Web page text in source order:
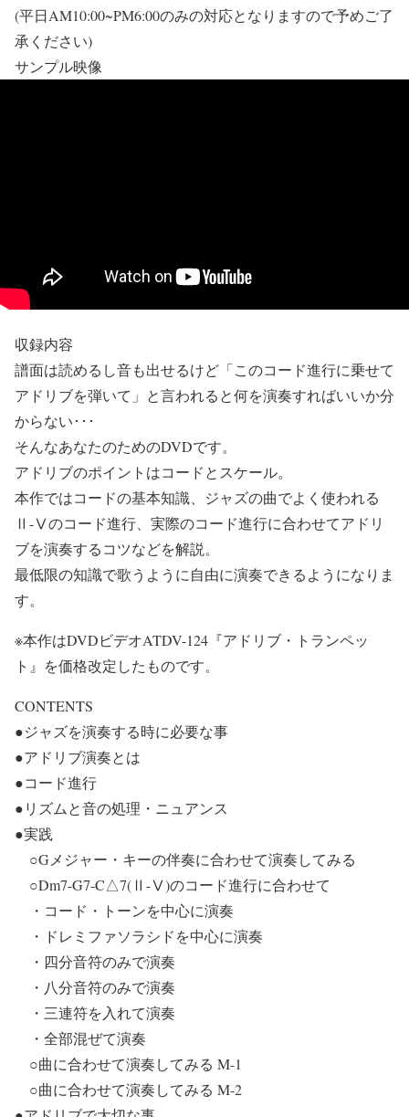
(平日AM10:00~PM6:00のみの対応となりますので予めご了
承ください)
サンプル映像
収録内容
譜面は読めるし音も出せるけど「このコード進行に乗せて
アドリブを弾いて」と言われると何を演奏すればいいか分
からない･･･
そんなあなたのためのDVDです。
アドリブのポイントはコードとスケール。
本作ではコードの基本知識、ジャズの曲でよく使われる
Ⅱ-Ⅴのコード進行、実際のコード進行に合わせてアドリ
ブを演奏するコツなどを解説。
最低限の知識で歌うように自由に演奏できるようになりま
す。
※本作はDVDビデオATDV-124『アドリブ・トランペッ
ト』を価格改定したものです。
CONTENTS
●ジャズを演奏する時に必要な事
●アドリブ演奏とは
●コード進行
●リズムと音の処理・ニュアンス
●実践
○Gメジャー・キーの伴奏に合わせて演奏してみる
○Dm7-G7-C△7(Ⅱ-Ⅴ)のコード進行に合わせて
・コード・トーンを中心に演奏
・ドレミファソラシドを中心に演奏
・四分音符のみで演奏
・八分音符のみで演奏
・三連符を入れて演奏
・全部混ぜて演奏
○曲に合わせて演奏してみる M-1
○曲に合わせて演奏してみる M-2